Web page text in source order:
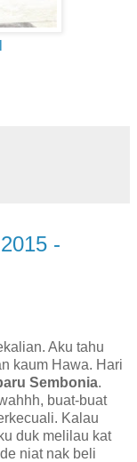
-
Aku tahu
kaum Hawa. Hari
Sembonia.
buat-buat
Kalau
duk melilau kat
niat nak beli